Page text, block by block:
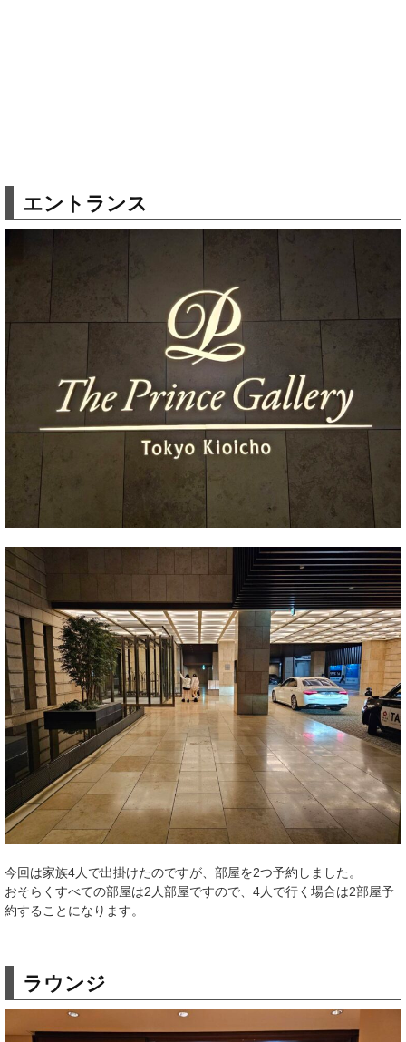
エントランス
今回は家族4人で出掛けたのですが、部屋を2つ予約しました。
おそらくすべての部屋は2人部屋ですので、4人で行く場合は2部屋予
約することになります。
ラウンジ